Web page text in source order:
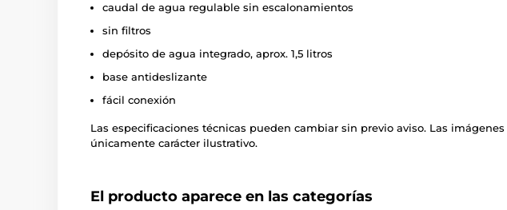
caudal de agua regulable sin escalonamientos
sin filtros
depósito de agua integrado, aprox. 1,5 litros
base antideslizante
fácil conexión
Las especificaciones técnicas pueden cambiar sin previo aviso. Las
únicamente carácter ilustrativo.
El producto aparece en las categorías